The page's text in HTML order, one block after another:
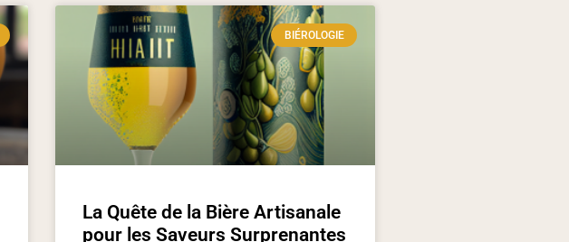
BIÉROLOGIE
La Quête de la Bière Artisanale
pour les Saveurs Surprenantes